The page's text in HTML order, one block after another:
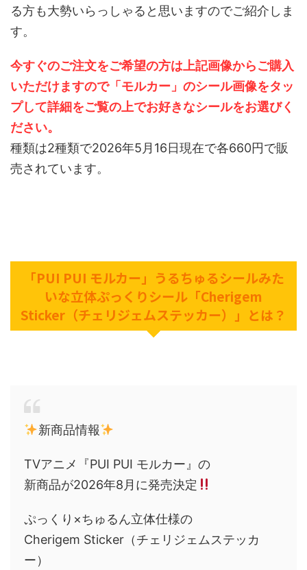
る方も大勢いらっしゃると思いますのでご紹介しま
す。
今すぐのご注文をご希望の方は上記画像からご購入
いただけますので「モルカー」のシール画像をタッ
プして詳細をご覧の上でお好きなシールをお選びく
ださい。
種類は2種類で2026年5月16日現在で各660円で販
売されています。
「PUI PUI モルカー」うるちゅるシールみた
いな立体ぷっくりシール「Cherigem
Sticker（チェリジェムステッカー）」とは？
新商品情報
TVアニメ『PUI PUI モルカー』の
新商品が2026年8月に発売決定
ぷっくり×ちゅるん立体仕様の
Cherigem Sticker（チェリジェムステッカ
ー）